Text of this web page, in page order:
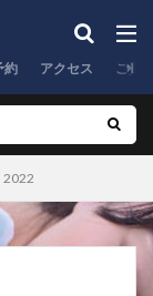
約 アクセス ご質
2022